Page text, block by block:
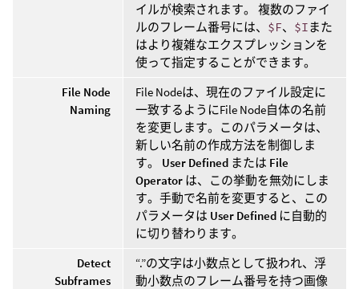
イルが検索されます。 複数のファイ
ルのフレーム番号には、 $F、 $Iまた
はより複雑なエクスプレッションを
使って指定することができます。
File Node
Naming
File Nodeは、現在のファイル設定に
一致するようにFile Node自体の名前
を変更します。このパラメータは、
新しい名前の作成方法を制御しま
す。 User Defined または File
Operator は、この挙動を無効にしま
す。手動で名前を変更すると、この
パラメータは User Defined に自動的
に切り替わります。
Detect
Subframes
“.”の文字は小数点として扱われ、浮
動小数点のフレーム番号を持つ画像